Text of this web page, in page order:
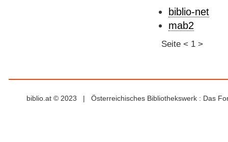
biblio-net
mab2
Seite < 1 >
biblio.at © 2023 | Österreichisches Bibliothekswerk : Das